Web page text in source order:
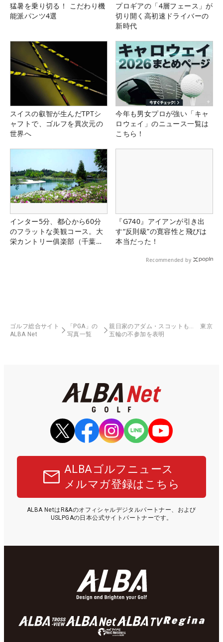
猛暑を乗り切る！ こだわり機
能派パンツ4選
プロギアの「4層フェース」が
切り開く高初速ドライバーの
新時代
スイスの叡智が生んだTPTシ
ャフトで、ゴルフを異次元の
世界へ
今年も男女プロが強い「キャ
ロウェイ」のニュース一覧は
こちら！
インター5分、都心から60分
のフラットな美観コース。大
栄カントリー俱楽部（千葉
『G740』アイアンが引き出
す“反則級”の寛容性と飛びは
本当だった！
Recommended by
ゴルフ総合サイト
ALBA Net
「PGA」の
写真一覧
親日家のアダム・スコットも… 東京
五輪の不参加を表明
ALBAゴルフニュース
メルマガ登録はこちら
ALBA NetはR&Aのオフィシャルデジタルパートナー、および
USLPGAの日本公式サイトパートナーです。